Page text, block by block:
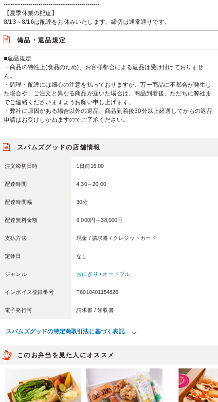
-----------------------------------------------
【夏季休業の配達】
8/13～8/16は配達をお休みいたします。締切は通常通りです。
備品・返品規定
■返品規定
・商品の特性上(食品のため)、お客様都合による返品は受け付けておりませ
ん。
・調理・配達には細心の注意を払っておりますが、万一商品に不都合が発生し
た場合や、ご注文と異なる商品が届いた場合は、商品到着後、ただちに弊社ま
でご連絡くださいますようお願い申し上げます。
・弊社に原因がある場合以外の返品、商品到着後30分以上経過してからの返品
申請はお受けしかねますのでご了承ください。
スパムズグッドの店舗情報
注文締切日時 1日前16:00
配達時間 4:30～20:00
配達時間幅 30分
配達無料金額 6,000円～38,000円
支払方法 現金 / 請求書 / クレジットカード
定休日 なし
ジャンル おにぎり / オードブル
インボイス登録番号 T6010401154826
電子発行可 請求書 / 領収書
スパムズグッドの特定商取引法に基づく表記
このお弁当を見た人にオススメ